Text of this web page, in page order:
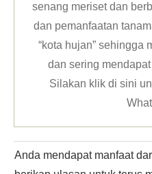
senang meriset dan
dan pemanfaatan
“kota hujan” sehingga
dan sering
Silakan klikdi sini
Anda mendapat manfaat